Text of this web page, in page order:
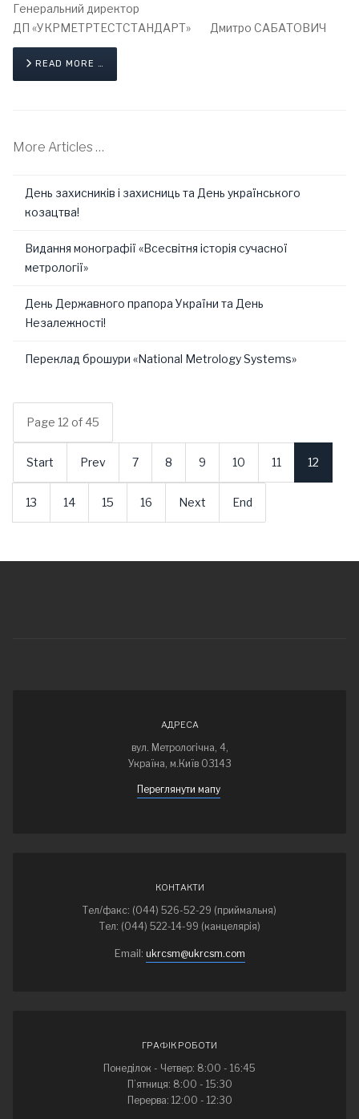
Генеральний директор
ДП «УКРМЕТРТЕСТСТАНДАРТ» Дмитро САБАТОВИЧ
READ MORE …
More Articles …
День захисників і захисниць та День українського
козацтва!
Видання монографії «Всесвітня історія сучасної
метрології»
День Державного прапора України та День
Незалежності!
Переклад брошури «National Metrology Systems»
Page 12 of 45
Start Prev 7 8 9 10 11 12
13 14 15 16 Next End
АДРЕСА
вул. Метрологічна, 4,
Україна, м.Київ 03143
Переглянути мапу
КОНТАКТИ
Тел/факс: (044) 526-52-29 (приймальня)
Тел: (044) 522-14-99 (канцелярія)
Email: ukrcsm@ukrcsm.com
ГРАФІК РОБОТИ
Понеділок - Четвер: 8:00 - 16:45
П’ятниця: 8:00 - 15:30
Перерва: 12:00 - 12:30